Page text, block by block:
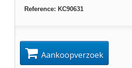
Reference: KC90631
Aankoopverzoek